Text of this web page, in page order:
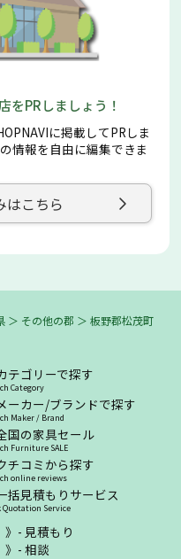
をPRしましょう！
に掲載してPRしま
情報を自由に編集できま
はこちら
＞ その他の郡 ＞ 板野郡松茂町
テゴリーで探す
Category
ーカー/ブランドで探す
Maker / Brand
国の家具セール
Furniture SALE
チコミから探す
online reviews
括見積もりサービス
Quotation Service
- 見積もり
- 相談